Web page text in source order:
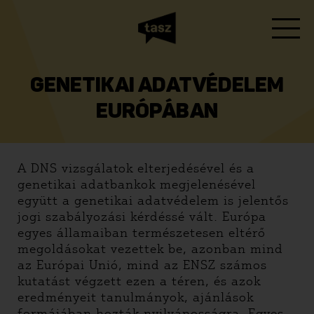
GENETIKAI ADATVÉDELEM
EURÓPÁBAN
A DNS vizsgálatok elterjedésével és a
genetikai adatbankok megjelenésével
együtt a genetikai adatvédelem is jelentős
jogi szabályozási kérdéssé vált. Európa
egyes államaiban természetesen eltérő
megoldásokat vezettek be, azonban mind
az Európai Unió, mind az ENSZ számos
kutatást végzett ezen a téren, és azok
eredményeit tanulmányok, ajánlások